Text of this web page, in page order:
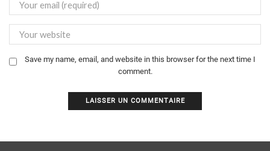
Save my name, email, and website in this browser for the next time I
comment.